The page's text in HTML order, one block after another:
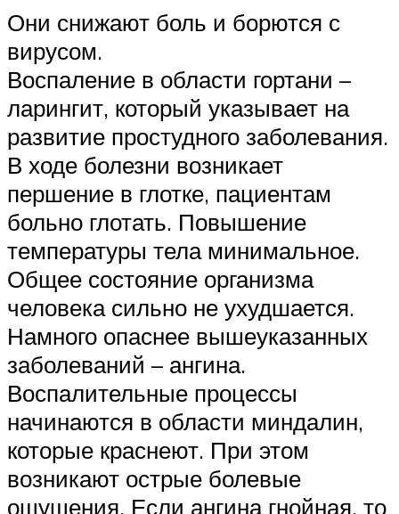
Они снижают боль и борются с
вирусом.
Воспаление в области гортани –
ларингит, который указывает на
развитие простудного заболевания.
В ходе болезни возникает
першение в глотке, пациентам
больно глотать. Повышение
температуры тела минимальное.
Общее состояние организма
человека сильно не ухудшается.
Намного опаснее вышеуказанных
заболеваний – ангина.
Воспалительные процессы
начинаются в области миндалин,
которые краснеют. При этом
возникают острые болевые
ощущения. Если ангина гнойная, то